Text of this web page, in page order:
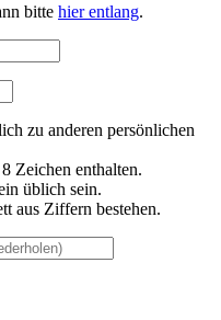
bitte hier entlang.
zu anderen persönlichen
Zeichen enthalten.
üblich sein.
aus Ziffern bestehen.